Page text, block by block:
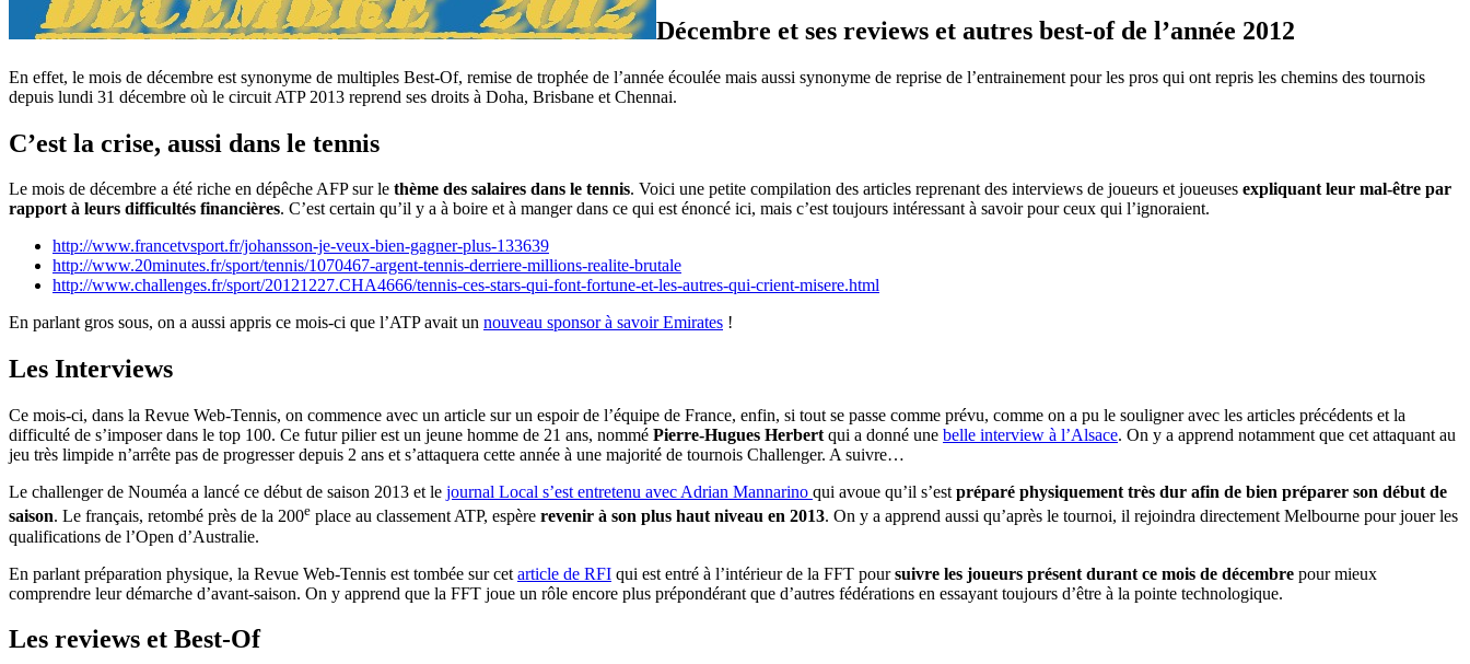
Décembre et ses reviews et autres best-of de l’année 2012
En effet, le mois de décembre est synonyme de multiples Best-Of, remise de trophée de l’année écoulée mais aussi synonyme de reprise de l’entrainement pour les pros qui ont repris les chemins des tournois
depuis lundi 31 décembre où le circuit ATP 2013 reprend ses droits à Doha, Brisbane et Chennai.
C’est la crise, aussi dans le tennis
Le mois de décembre a été riche en dépêche AFP sur le thème des salaires dans le tennis. Voici une petite compilation des articles reprenant des interviews de joueurs et joueuses expliquant leur mal-être par
rapport à leurs difficultés financières. C’est certain qu’il y a à boire et à manger dans ce qui est énoncé ici, mais c’est toujours intéressant à savoir pour ceux qui l’ignoraient.
http://www.francetvsport.fr/johansson-je-veux-bien-gagner-plus-133639
http://www.20minutes.fr/sport/tennis/1070467-argent-tennis-derriere-millions-realite-brutale
http://www.challenges.fr/sport/20121227.CHA4666/tennis-ces-stars-qui-font-fortune-et-les-autres-qui-crient-misere.html
En parlant gros sous, on a aussi appris ce mois-ci que l’ATP avait un nouveau sponsor à savoir Emirates !
Les Interviews
Ce mois-ci, dans la Revue Web-Tennis, on commence avec un article sur un espoir de l’équipe de France, enfin, si tout se passe comme prévu, comme on a pu le souligner avec les articles précédents et la
difficulté de s’imposer dans le top 100. Ce futur pilier est un jeune homme de 21 ans, nommé Pierre-Hugues Herbert qui a donné une belle interview à l’Alsace. On y a apprend notamment que cet attaquant au
jeu très limpide n’arrête pas de progresser depuis 2 ans et s’attaquera cette année à une majorité de tournois Challenger. A suivre…
Le challenger de Nouméa a lancé ce début de saison 2013 et le journal Local s’est entretenu avec Adrian Mannarino qui avoue qu’il s’est préparé physiquement très dur afin de bien préparer son début de
saison. Le français, retombé près de la 200e place au classement ATP, espère revenir à son plus haut niveau en 2013. On y a apprend aussi qu’après le tournoi, il rejoindra directement Melbourne pour jouer les
qualifications de l’Open d’Australie.
En parlant préparation physique, la Revue Web-Tennis est tombée sur cet article de RFI qui est entré à l’intérieur de la FFT poursuivre les joueurs présent durant ce mois de décembre pour mieux
comprendre leur démarche d’avant-saison. On y apprend que la FFT joue un rôle encore plus prépondérant que d’autres fédérations en essayant toujours d’être à la pointe technologique.
Les reviews et Best-Of